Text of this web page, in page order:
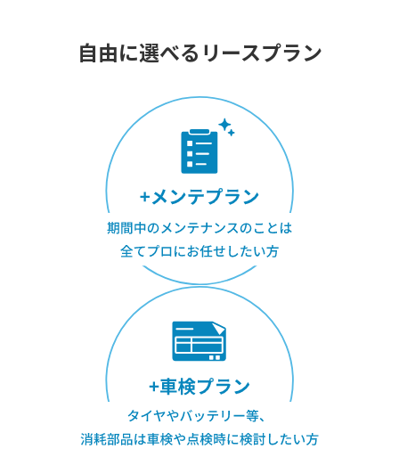
自由に選べるリースプラン